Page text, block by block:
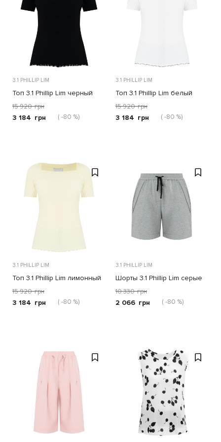
3.1 PHILLIP LIM
Топ 3.1 Phillip Lim черный
15 920 грн
3 184 грн ( -80 %)
3.1 PHILLIP LIM
Топ 3.1 Phillip Lim белый
15 920 грн
3 184 грн ( -80 %)
3.1 PHILLIP LIM
Топ 3.1 Phillip Lim лимонный
15 920 грн
3 184 грн ( -80 %)
3.1 PHILLIP LIM
Шорты 3.1 Phillip Lim серые
10 330 грн
2 066 грн ( -80 %)